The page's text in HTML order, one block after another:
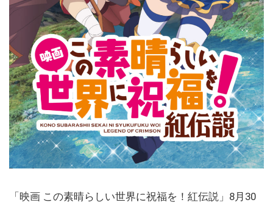
「映画 この素晴らしい世界に祝福を！紅伝説」8月30